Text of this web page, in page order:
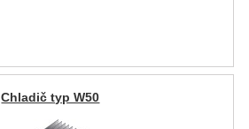
Chladič typ W50